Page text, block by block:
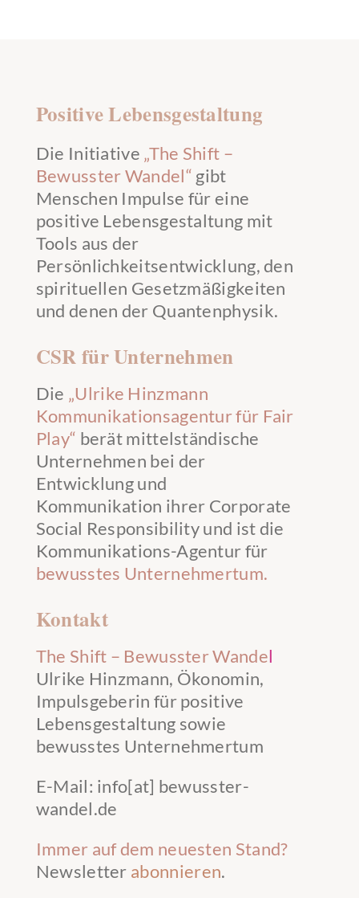
Positive Lebensgestaltung
Die Initiative „The Shift –
Bewusster Wandel“ gibt
Menschen Impulse für eine
positive Lebensgestaltung mit
Tools aus der
Persönlichkeitsentwicklung, den
spirituellen Gesetzmäßigkeiten
und denen der Quantenphysik.
CSR für Unternehmen
Die „Ulrike Hinzmann
Kommunikationsagentur für Fair
Play“ berät mittelständische
Unternehmen bei der
Entwicklung und
Kommunikation ihrer Corporate
Social Responsibility und ist die
Kommunikations-Agentur für
bewusstes Unternehmertum.
Kontakt
The Shift – Bewusster Wandel
Ulrike Hinzmann, Ökonomin,
Impulsgeberin für positive
Lebensgestaltung sowie
bewusstes Unternehmertum
E-Mail: info[at] bewusster-
wandel.de
Immer auf dem neuesten Stand?
Newsletter abonnieren.